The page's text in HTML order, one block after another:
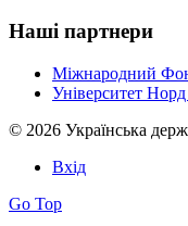
Наші партнери
Міжнародний
Університет
© 2026 Українська
Вхід
Go Top